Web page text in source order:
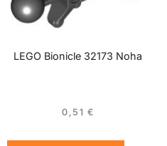
LEGO Bionicle 32173 Noha
0,51 €